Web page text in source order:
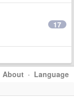
17
About · Language